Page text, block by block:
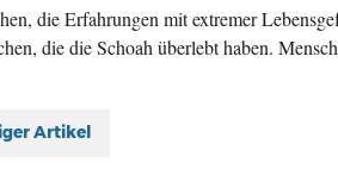
die Erfahrungen mit extremer
die die Schoah überlebt haben.
Artikel